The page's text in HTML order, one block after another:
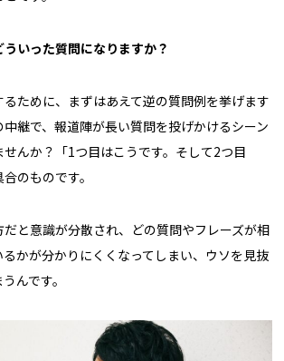
いった質問になりますか？
ために、まずはあえて逆の質問例を挙げます
継で、報道陣が長い質問を投げかけるシーン
んか？「1つ目はこうです。そして2つ目
のものです。
と意識が分散され、どの質問やフレーズが相
かが分かりにくくなってしまい、ウソを見抜
んです。